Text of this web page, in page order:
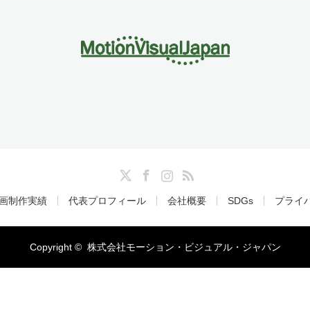
RSS
制作実績 代表プロフィール 会社概要 SDGs プライ
Copyright © 株式会社モーション・ビジュアル・ジャパン